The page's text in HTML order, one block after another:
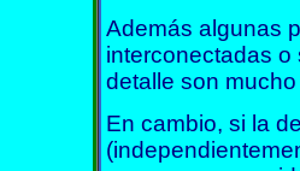
Además algunas
interconectadas
detalle son
En cambio, si la